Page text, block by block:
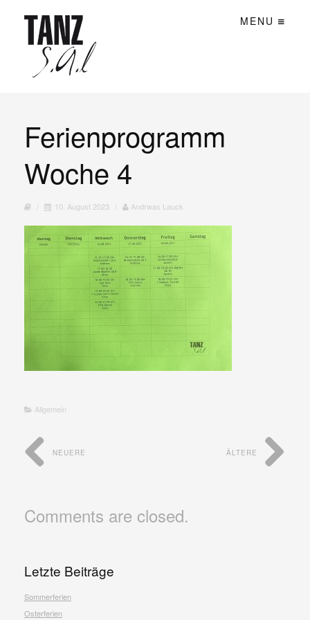
MENU
Ferienprogramm
Woche 4
10. August 2023 Andrwas Lauck
Allgemein
ÄLTERE
NEUERE
Comments are closed.
Letzte Beiträge
Sommerferien
Osterferien